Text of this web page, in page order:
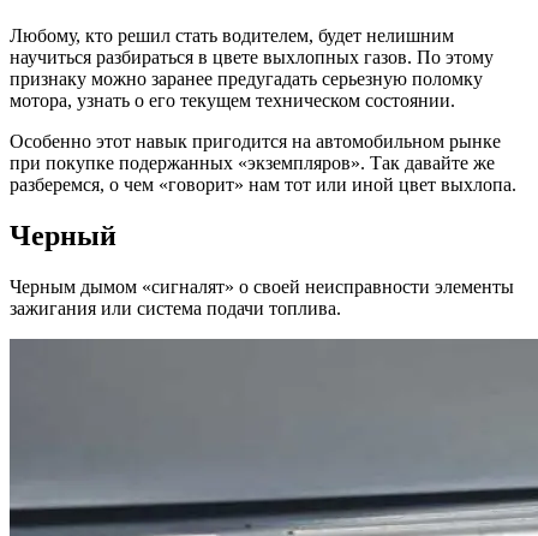
Любому, кто решил стать водителем, будет нелишним
научиться разбираться в цвете выхлопных газов. По этому
признаку можно заранее предугадать серьезную поломку
мотора, узнать о его текущем техническом состоянии.
Особенно этот навык пригодится на автомобильном рынке
при покупке подержанных «экземпляров». Так давайте же
разберемся, о чем «говорит» нам тот или иной цвет выхлопа.
Черный
Черным дымом «сигналят» о своей неисправности элементы
зажигания или система подачи топлива.